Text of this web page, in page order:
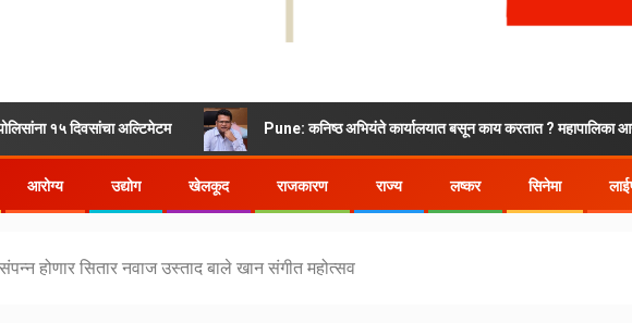
दिवसांचा अल्टिमेटम Pune: कनिष्ठ अभियंते कार्यालयात बसून काय करतात ? महापालिका आयुक्त
आरोग्य उद्योग खेलकूद राजकारण राज्य लष्कर सिनेमा
होणार सितार नवाज उस्ताद बाले खान संगीत महोत्सव